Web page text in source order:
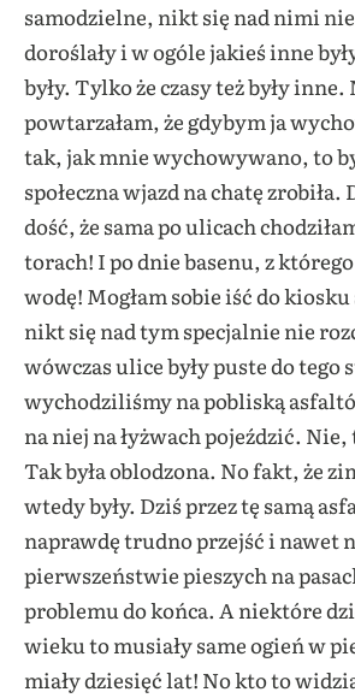
samodzielne, nikt się nad nimi
doroślały i w ogóle jakieś inne
były. Tylko że czasy też były
powtarzałam, że gdybym ja
tak, jak mnie wychowywano, to
społeczna wjazd na chatę zrobiła.
dość, że sama po ulicach
torach! I po dnie basenu, z
wodę! Mogłam sobie iść do
nikt się nad tym specjalnie nie
wówczas ulice były puste do tego
wychodziliśmy na pobliską
na niej na łyżwach pojeździć.
Tak była oblodzona. No fakt, że
wtedy były. Dziś przez tę samą
naprawdę trudno przejść i nawet
pierwszeństwie pieszych na
problemu do końca. A niektóre
wieku to musiały same ogień w
miały dziesięć lat! No kto to